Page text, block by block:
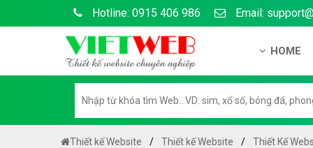
Hotline: 0915 406 986 Email:
HOME
Hướng
Thiết kế Website Thiết kế Website Thiết Kế